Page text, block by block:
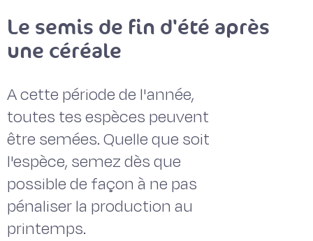
Le semis de fin d'été après
une céréale
A cette période de l'année,
toutes tes espèces peuvent
être semées. Quelle que soit
l'espèce, semez dès que
possible de façon à ne pas
pénaliser la production au
printemps.